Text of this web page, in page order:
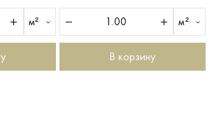
м² м²
В корзину